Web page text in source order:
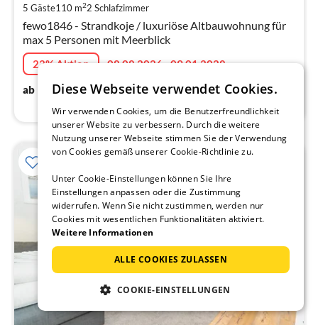
5 Gäste110 m22 Schlafzimmer
fewo1846 - Strandkoje / luxuriöse Altbauwohnung für
max 5 Personen mit Meerblick
22% Aktion
08.08.2026 - 09.01.2028
ab
114€/ Nacht
Diese Webseite verwendet Cookies.
Wir verwenden Cookies, um die Benutzerfreundlichkeit
unserer Website zu verbessern. Durch die weitere
Nutzung unserer Webseite stimmen Sie der Verwendung
von Cookies gemäß unserer Cookie-Richtlinie zu.
Unter Cookie-Einstellungen können Sie Ihre
Einstellungen anpassen oder die Zustimmung
widerrufen. Wenn Sie nicht zustimmen, werden nur
Cookies mit wesentlichen Funktionalitäten aktiviert.
Weitere Informationen
ALLE COOKIES ZULASSEN
COOKIE-EINSTELLUNGEN